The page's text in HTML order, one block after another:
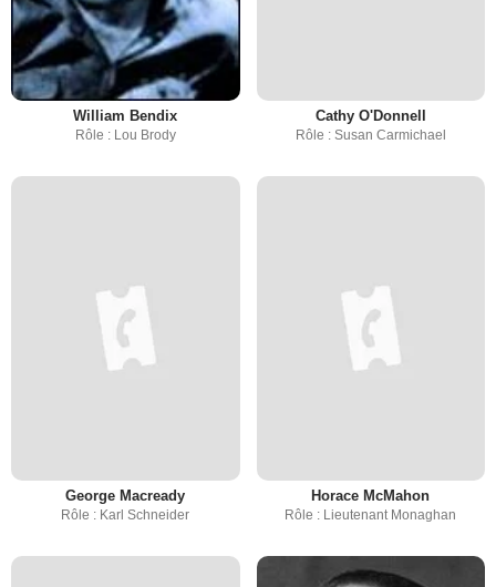
William Bendix
Rôle : Lou Brody
Cathy O'Donnell
Rôle : Susan Carmichael
George Macready
Rôle : Karl Schneider
Horace McMahon
Rôle : Lieutenant Monaghan